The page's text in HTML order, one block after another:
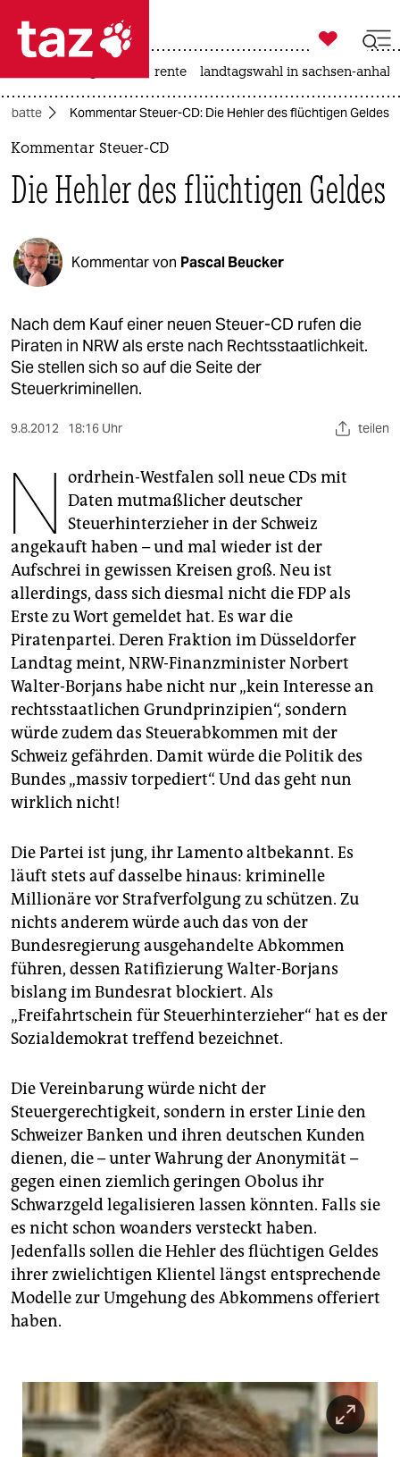
 taz zahl ich
taz zahl ich
politik
öko
gesellschaft
kultur
sport
wahrheit
verlag
verlag
veranstaltungen
shop
fragen & hilfe
unterstützen
abo
genossenschaft
epaper login

taz zahl ich
rente landtagswahl in sachsen-anhalt
Kommentar Steuer-CD: Die Hehler des flüchtigen Geldes
Kommentar Steuer-CD
Die Hehler des flüchtigen Geldes
Kommentar von Pascal Beucker
Nach dem Kauf einer neuen Steuer-CD rufen die
Piraten in NRW als erste nach Rechtsstaatlichkeit.
Sie stellen sich so auf die Seite der
Steuerkriminellen.
9.8.2012 18:16 Uhr teilen
N ordrhein-Westfalen soll neue CDs mit
Daten mutmaßlicher deutscher
Steuerhinterzieher in der Schweiz
angekauft haben – und mal wieder ist der
Aufschrei in gewissen Kreisen groß. Neu ist
allerdings, dass sich diesmal nicht die FDP als
Erste zu Wort gemeldet hat. Es war die
Piratenpartei. Deren Fraktion im Düsseldorfer
Landtag meint, NRW-Finanzminister Norbert
Walter-Borjans habe nicht nur „kein Interesse an
rechtsstaatlichen Grundprinzipien“, sondern
würde zudem das Steuerabkommen mit der
Schweiz gefährden. Damit würde die Politik des
Bundes „massiv torpediert“. Und das geht nun
wirklich nicht!
Die Partei ist jung, ihr Lamento altbekannt. Es
läuft stets auf dasselbe hinaus: kriminelle
Millionäre vor Strafverfolgung zu schützen. Zu
nichts anderem würde auch das von der
Bundesregierung ausgehandelte Abkommen
führen, dessen Ratifizierung Walter-Borjans
bislang im Bundesrat blockiert. Als
„Freifahrtschein für Steuerhinterzieher“ hat es der
Sozialdemokrat treffend bezeichnet.
Die Vereinbarung würde nicht der
Steuergerechtigkeit, sondern in erster Linie den
Schweizer Banken und ihren deutschen Kunden
dienen, die – unter Wahrung der Anonymität –
gegen einen ziemlich geringen Obolus ihr
Schwarzgeld legalisieren lassen könnten. Falls sie
es nicht schon woanders versteckt haben.
Jedenfalls sollen die Hehler des flüchtigen Geldes
ihrer zwielichtigen Klientel längst entsprechende
Modelle zur Umgehung des Abkommens offeriert
haben.